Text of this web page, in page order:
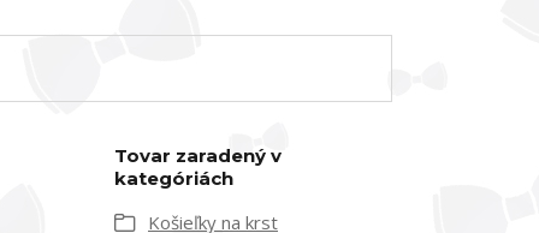
Tovar zaradený v
kategóriách
Košieľky na krst